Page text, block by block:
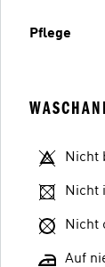
Pflege
Nicht
Nicht
Nicht
Auf